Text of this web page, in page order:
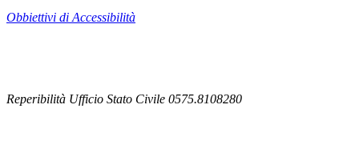
Obbiettivi di Accessibilità
Reperibilità Ufficio Stato Civile 0575.8108280